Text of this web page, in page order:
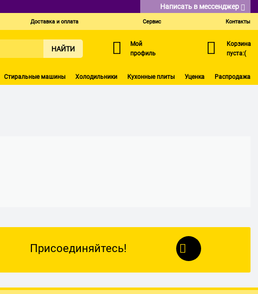
Написать в мессенджер
Доставка и оплата Сервис Контакты
НАЙТИ
Мой
профиль
Корзина
пуста:(
Стиральные машины Холодильники Кухонные плиты Уценка Распродажа
Присоединяйтесь!